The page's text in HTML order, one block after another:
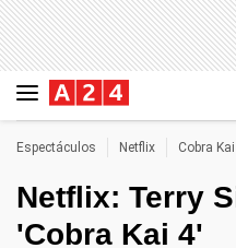
Espectáculos Netflix Cobra Kai
Netflix: Terry
'Cobra Kai 4'